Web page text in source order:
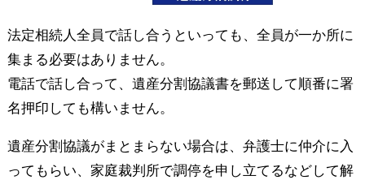
法定相続人全員で話し合うといっても、全員が一か所に
集まる必要はありません。
電話で話し合って、遺産分割協議書を郵送して順番に署
名押印しても構いません。
遺産分割協議がまとまらない場合は、弁護士に仲介に入
ってもらい、家庭裁判所で調停を申し立てるなどして解